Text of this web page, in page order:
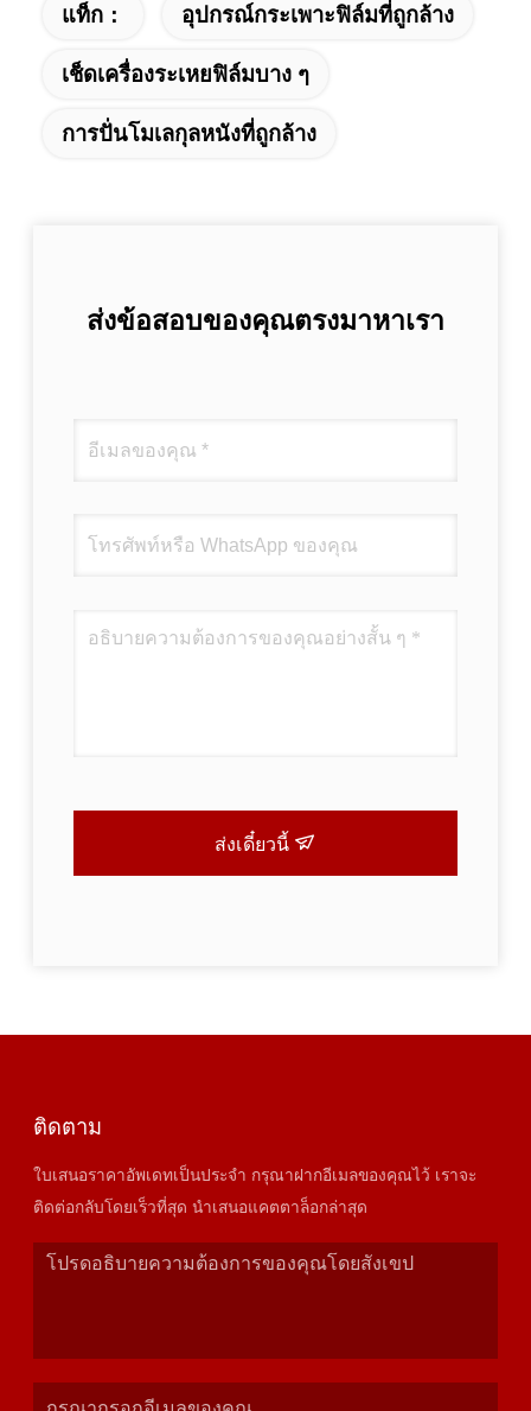
แท็ก： อุปกรณ์กระเพาะฟิล์มที่ถูกล้าง
เช็ดเครื่องระเหยฟิล์มบาง ๆ
การปั่นโมเลกุลหนังที่ถูกล้าง
ส่งข้อสอบของคุณตรงมาหาเรา
ส่งเดี๋ยวนี้
ติดตาม
ใบเสนอราคาอัพเดทเป็นประจำ กรุณาฝากอีเมลของคุณไว้ เราจะ
ติดต่อกลับโดยเร็วที่สุด นำเสนอแคตตาล็อกล่าสุด